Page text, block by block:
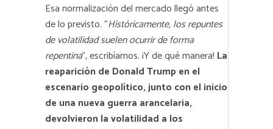
Esa normalización del mercado llegó antes
de lo previsto. “Históricamente, los repuntes
de volatilidad suelen ocurrir de forma
repentina”, escribíamos. ¡Y de qué manera! La
reaparición de Donald Trump en el
escenario geopolítico, junto con el inicio
de una nueva guerra arancelaria,
devolvieron la volatilidad a los